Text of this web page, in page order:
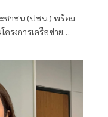
ชาชน (ปชน.) พร้อม
รงการเครือข่าย
ทยอย่างเป็นทางการ